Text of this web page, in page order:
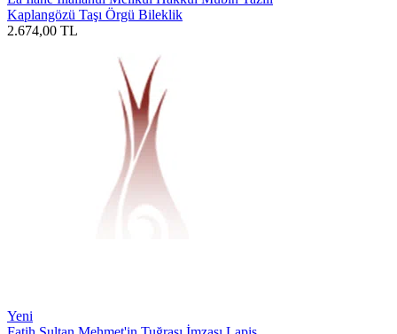
Kaplangözü Taşı Örgü Bileklik
2.674,00 TL
Yeni